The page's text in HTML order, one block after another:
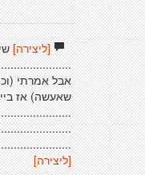
[ליצירה]
אבל אמרתי
שאעשה) אז
[ליצירה]